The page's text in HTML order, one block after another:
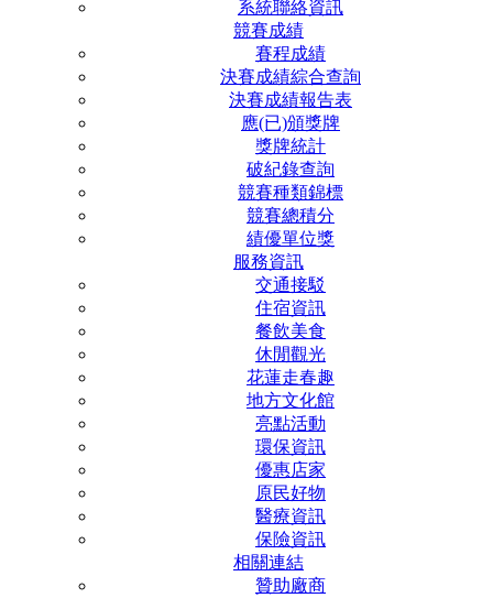
系統聯絡資訊
競賽成績
賽程成績
決賽成績綜合查詢
決賽成績報告表
應(已)頒獎牌
獎牌統計
破紀錄查詢
競賽種類錦標
競賽總積分
績優單位獎
服務資訊
交通接駁
住宿資訊
餐飲美食
休閒觀光
花蓮走春趣
地方文化館
亮點活動
環保資訊
優惠店家
原民好物
醫療資訊
保險資訊
相關連結
贊助廠商